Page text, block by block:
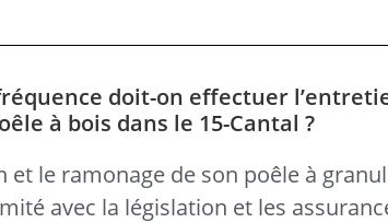
doit-on effectuer
à bois dans le 15-Cantal ?
et le ramonage de son poêle à
avec la législation et les